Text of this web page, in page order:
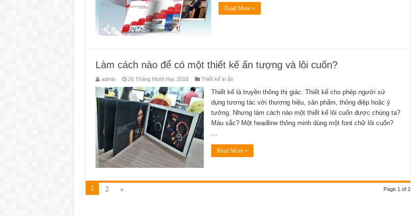
Read More »
Làm cách nào để có một thiết kế ấn tượng và lôi cuốn?
admin 26 Tháng Mười Hai, 2018 Thiết kế in ấn
Thiết kế là truyền thông thị giác. Thiết kế cho phép người sử
dụng tương tác với thương hiệu, sản phẩm, thông điệp hoặc ý
tưởng. Nhưng làm cách nào một thiết kế lôi cuốn được chúng ta?
Màu sắc? Một headline thông minh dùng một font chữ lôi cuốn?
Read More »
Page 1 of 2
1 2 »